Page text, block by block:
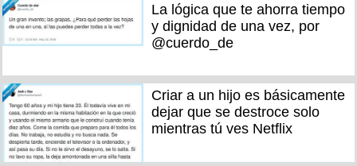
La lógica que te ahorra tiempo
y dignidad de una vez, por
@cuerdo_de
Criar a un hijo es básicamente
dejar que se destroce solo
mientras tú ves Netflix